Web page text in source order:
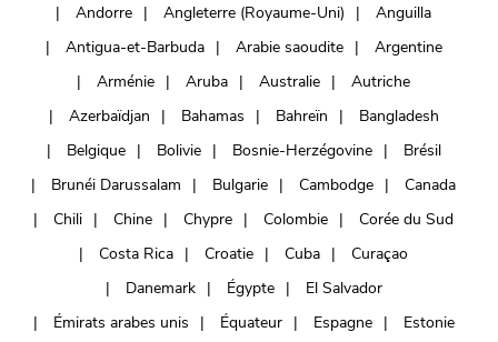
Andorre
Angleterre (Royaume-Uni)
Anguilla
Antigua-et-Barbuda
Arabie saoudite
Argentine
Arménie
Aruba Australie
Autriche
Azerbaïdjan
Bahamas Bahreïn
Bangladesh
Belgique
Bolivie Bosnie-Herzégovine
Brésil
Brunéi Darussalam
Bulgarie Cambodge
Canada
Chili
Chine Chypre Colombie
Corée du Sud
Costa Rica
Croatie Cuba
Curaçao
Danemark
Égypte
El Salvador
Émirats arabes unis
Équateur Espagne
Estonie